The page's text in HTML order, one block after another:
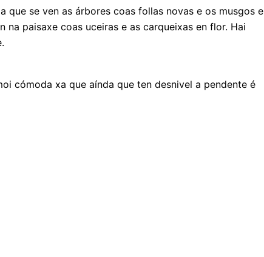
que se ven as árbores coas follas novas e os musgos e
paisaxe coas uceiras e as carqueixas en flor. Hai
cómoda xa que aínda que ten desnivel a pendente é